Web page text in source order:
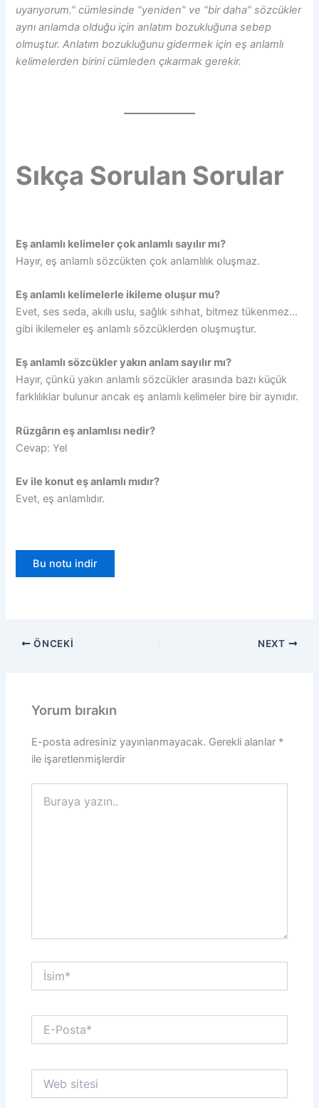
uyarıyorum.” cümlesinde “yeniden” ve “bir daha” sözcükler
aynı anlamda olduğu için anlatım bozukluğuna sebep
olmuştur. Anlatım bozukluğunu gidermek için eş anlamlı
kelimelerden birini cümleden çıkarmak gerekir.
Sıkça Sorulan Sorular
Eş anlamlı kelimeler çok anlamlı sayılır mı?
Hayır, eş anlamlı sözcükten çok anlamlılık oluşmaz.
Eş anlamlı kelimelerle ikileme oluşur mu?
Evet, ses seda, akıllı uslu, sağlık sıhhat, bitmez tükenmez…
gibi ikilemeler eş anlamlı sözcüklerden oluşmuştur.
Eş anlamlı sözcükler yakın anlam sayılır mı?
Hayır, çünkü yakın anlamlı sözcükler arasında bazı küçük
farklılıklar bulunur ancak eş anlamlı kelimeler bire bir aynıdır.
Rüzgârın eş anlamlısı nedir?
Cevap: Yel
Ev ile konut eş anlamlı mıdır?
Evet, eş anlamlıdır.
Bu notu indir
ÖNCEKI NEXT
Yorum bırakın
E-posta adresiniz yayınlanmayacak. Gerekli alanlar *
ile işaretlenmişlerdir
yazın..
İsim*
Posta*
sitesi